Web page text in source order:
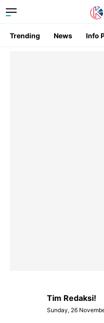
Trending News Info
Tim Redaksi!
Sunday, 26